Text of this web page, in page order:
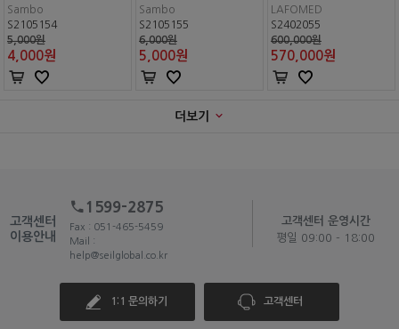
Sambo
S2105154
5,000원
4,000원
Sambo
S2105155
6,000원
5,000원
LAFOMED
S2402055
600,000원
570,000원
더보기
고객센터
이용안내
1599-2875
Fax : 051-465-5459
Mail :
help@seilglobal.co.kr
고객센터 운영시간
평일 09:00 - 18:00
1:1 문의하기 고객센터